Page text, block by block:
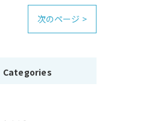
次のページ >
Categories